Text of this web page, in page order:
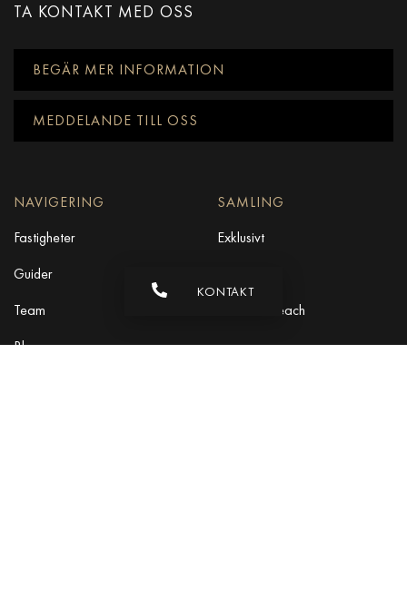
TA KONTAKT MED OSS
BEGÄR MER INFORMATION
MEDDELANDE TILL OSS
NAVIGERING
Fastigheter
Guider
Team
Blogg
SAMLING
Exklusivt
Frontline Beach
KONTAKT